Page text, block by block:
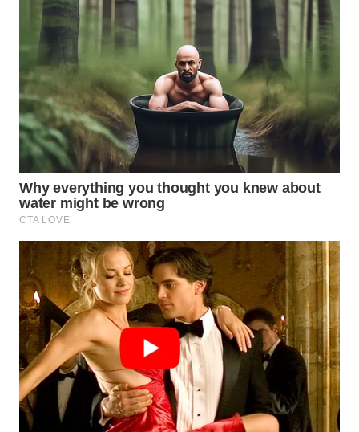
LESUNG
WN
KARO
WN
SIMALUNGUN
LABUHANBATU
WN
TAPANULI
TENGAH
WN DELI
SERDANG
WN
TEBING
TINGGI